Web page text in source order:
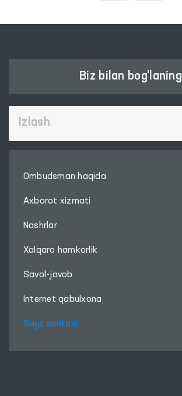
Biz bilan bog'laning
Ombudsman haqida
Axborot xizmati
Nashrlar
Xalqaro hamkorlik
Savol-javob
Internet qabulxona
Sayt xaritasi